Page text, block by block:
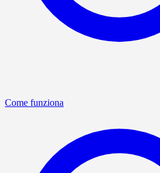
Come funziona